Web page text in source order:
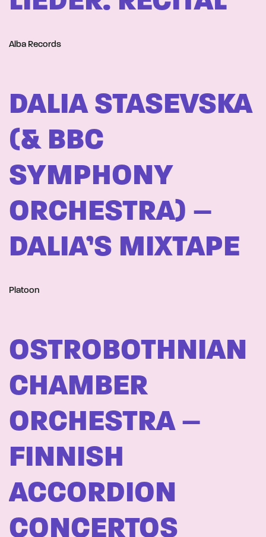
Alba Records
DALIA STASEVSKA
(& BBC
SYMPHONY
ORCHESTRA) –
DALIA’S MIXTAPE
Platoon
OSTROBOTHNIAN
CHAMBER
ORCHESTRA –
FINNISH
ACCORDION
CONCERTOS